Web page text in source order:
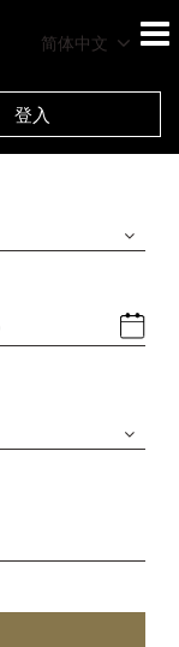
简体中文
登入